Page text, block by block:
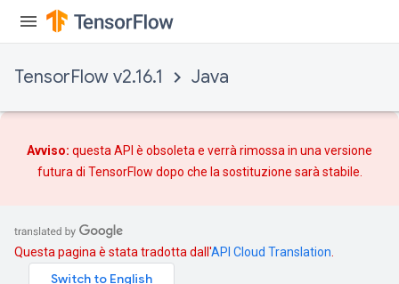
TensorFlow v2.16.1 Java
Avviso: questa API è obsoleta e verrà rimossa in una versione
futura di TensorFlow dopo che la sostituzione sarà stabile.
Questa pagina è stata tradotta dall'API Cloud Translation